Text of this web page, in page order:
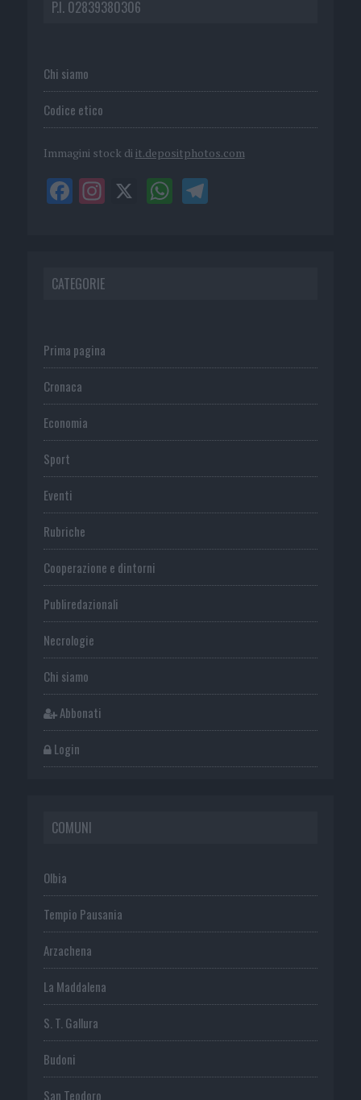
P.I. 02839380306
Chi siamo
Codice etico
Immagini stock di it.depositphotos.com
CATEGORIE
Prima pagina
Cronaca
Economia
Sport
Eventi
Rubriche
Cooperazione e dintorni
Publiredazionali
Necrologie
Chi siamo
Abbonati
Login
COMUNI
Olbia
Tempio Pausania
Arzachena
La Maddalena
S. T. Gallura
Budoni
San Teodoro